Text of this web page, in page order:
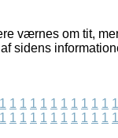
værnes om tit,
sidens
1 1 1 1 1 1 1 1 1 1 1 1
1 1 1 1 1 1 1 1 1 1 1 1